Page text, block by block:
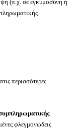
(π.χ. σε εγκυμοσύνη ή
περισσότερες
φλεγμονώδεις